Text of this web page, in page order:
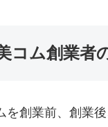
コム創業者
を創業前、創業